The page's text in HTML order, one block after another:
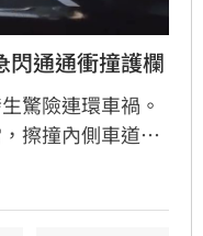
閃通通衝撞護欄
驚險連環車禍。
擦撞內側車道黃
護欄後甩滑，波